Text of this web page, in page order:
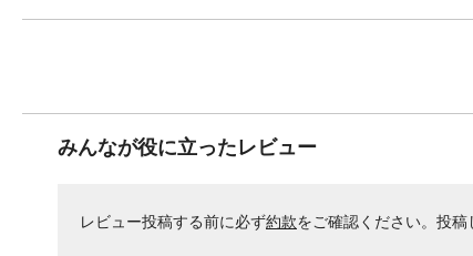
みんなが役に立ったレビュー
レビュー投稿する前に必ず約款をご確認ください。投稿